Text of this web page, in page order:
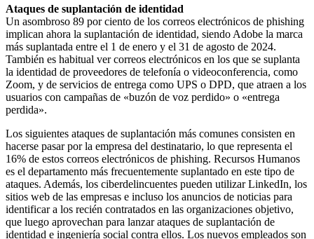
Ataques de suplantación de identidad
Un asombroso 89 por ciento de los correos electrónicos de phishing
implican ahora la suplantación de identidad, siendo Adobe la marca
más suplantada entre el 1 de enero y el 31 de agosto de 2024.
También es habitual ver correos electrónicos en los que se suplanta
la identidad de proveedores de telefonía o videoconferencia, como
Zoom, y de servicios de entrega como UPS o DPD, que atraen a los
usuarios con campañas de «buzón de voz perdido» o «entrega
perdida».
Los siguientes ataques de suplantación más comunes consisten en
hacerse pasar por la empresa del destinatario, lo que representa el
16% de estos correos electrónicos de phishing. Recursos Humanos
es el departamento más frecuentemente suplantado en este tipo de
ataques. Además, los ciberdelincuentes pueden utilizar LinkedIn, los
sitios web de las empresas e incluso los anuncios de noticias para
identificar a los recién contratados en las organizaciones objetivo,
que luego aprovechan para lanzar ataques de suplantación de
identidad e ingeniería social contra ellos. Los nuevos empleados son